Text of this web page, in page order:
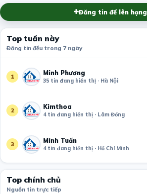
Đăng tin để lên hạng
Top tuần này
Đăng tin đều trong 7 ngày
1 Minh Phương
35 tin đang hiển thị · Hà Nội
2 Kimthoa
4 tin đang hiển thị · Lâm Đồng
3 Minh Tuấn
4 tin đang hiển thị · Hồ Chí Minh
Top chính chủ
Nguồn tin trực tiếp